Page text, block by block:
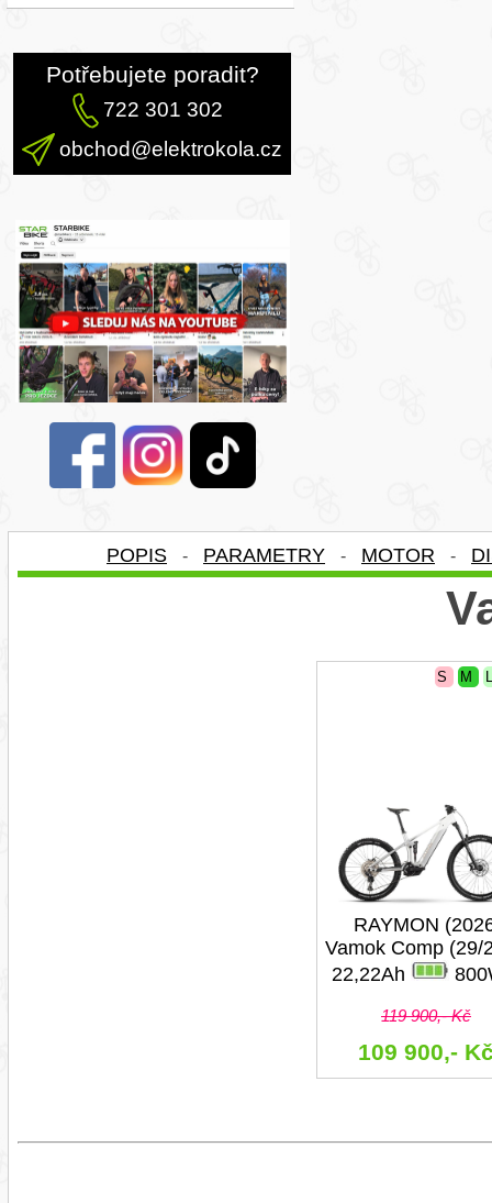
Potřebujete poradit?
722 301 302
obchod@elektrokola.cz
POPIS - PARAMETRY - MOTOR -
S M
RAYMON
Vamok Comp (29/
22,22Ah
119 900,- Kč
109 900,-